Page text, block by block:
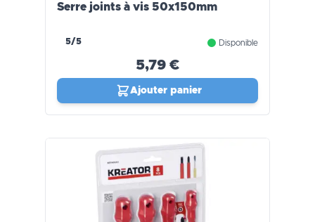
Serre joints à vis 50x150mm
5/5 Disponible
5,79 €
Ajouter panier